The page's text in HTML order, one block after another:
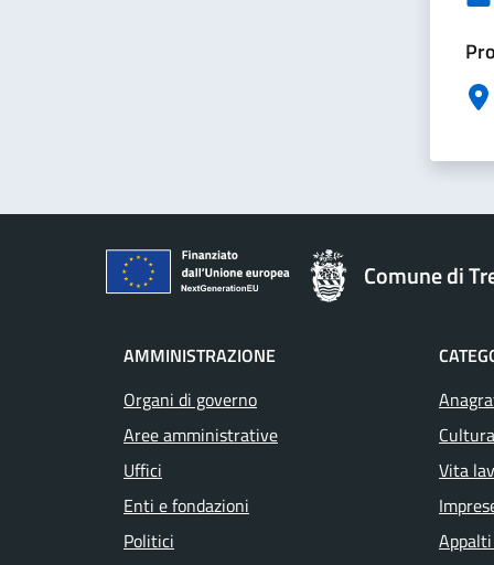
Comune di
AMMINISTRAZIONE
Organi di governo
Aree amministrative
Uffici
Enti e fondazioni
Politici
Vita